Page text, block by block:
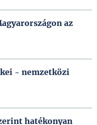
az
- nemzetközi
hatékonyan